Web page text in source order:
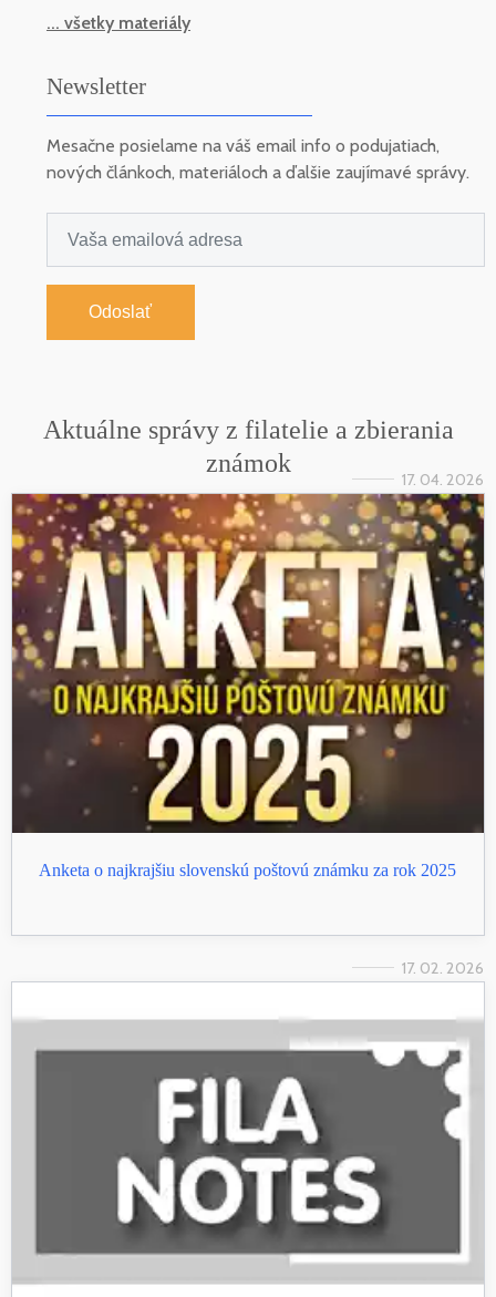
... všetky materiály
Newsletter
Mesačne posielame na váš email info o podujatiach,
nových článkoch, materiáloch a ďalšie zaujímavé správy.
Odoslať
Aktuálne správy z filatelie a zbierania
známok
17. 04. 2026
Anketa o najkrajšiu slovenskú poštovú známku za rok 2025
17. 02. 2026